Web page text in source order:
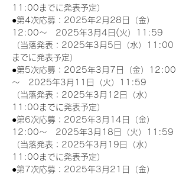
11:00までに発表予定）
●第4次応募：2025年2月28日（金）
12:00～　2025年3月4日(火）11:59
（当落発表：2025年3月5日（水）11:00
までに発表予定）
●第5次応募：2025年3月7日（金）12:00
～　2025年3月11日（火）11:59
（当落発表：2025年3月12日（水）
11:00までに発表予定）
●第6次応募：2025年3月14日（金）
12:00～　2025年3月18日（火）11:59
（当落発表：2025年3月19日（水）
11:00までに発表予定）
●第7次応募：2025年3月21日（金）